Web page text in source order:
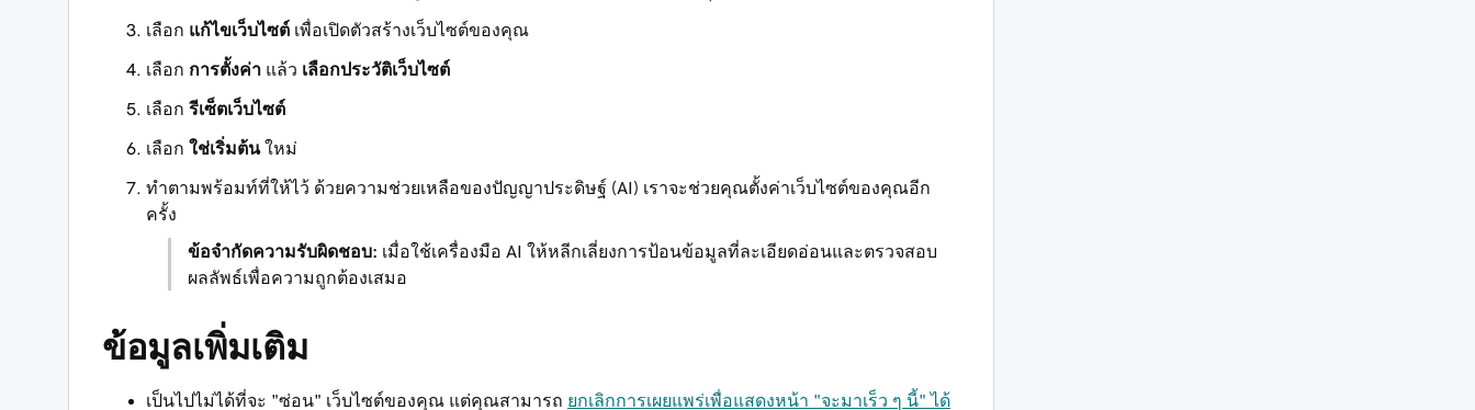
เลือก แก้ไขเว็บไซต์ เพื่อเปิดตัวสร้างเว็บไซต์ของคุณ
เลือก การตั้งค่า แล้ว เลือกประวัติเว็บไซต์
เลือก รีเซ็ตเว็บไซต์
เลือก ใช่เริ่มต้นใหม่
ทำตามพร้อมท์ที่ให้ไว้ ด้วยความช่วยเหลือของปัญญาประดิษฐ์ (AI) เราจะช่วยคุณตั้งค่าเว็บไซต์ของคุณอีก
ครั้ง
ข้อจำกัดความรับผิดชอบ: เมื่อใช้เครื่องมือ AI ให้หลีกเลี่ยงการป้อนข้อมูลที่ละเอียดอ่อนและตรวจสอบ
ผลลัพธ์เพื่อความถูกต้องเสมอ
ข้อมูลเพิ่มเติม
เป็นไปไม่ได้ที่จะ "ซ่อน" เว็บไซต์ของคุณ แต่คุณสามารถ ยกเลิกการเผยแพร่เพื่อแสดงหน้า "จะมาเร็ว ๆ นี้" ได้